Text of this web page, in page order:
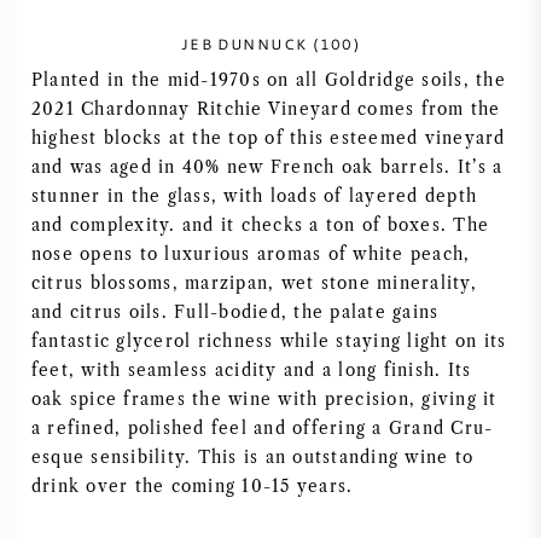
VIN AUTRICHIEN
VIN PORTUGAIS
TOUT LES PAYS
BORDEAUX
BOURGOGNE
JEB DUNNUCK (100)
Planted in the mid-1970s on all Goldridge soils, the
2021 Chardonnay Ritchie Vineyard comes from the
highest blocks at the top of this esteemed vineyard
and was aged in 40% new French oak barrels. It’s a
stunner in the glass, with loads of layered depth
and complexity. and it checks a ton of boxes. The
nose opens to luxurious aromas of white peach,
citrus blossoms, marzipan, wet stone minerality,
and citrus oils. Full-bodied, the palate gains
fantastic glycerol richness while staying light on its
feet, with seamless acidity and a long finish. Its
oak spice frames the wine with precision, giving it
a refined, polished feel and offering a Grand Cru-
esque sensibility. This is an outstanding wine to
drink over the coming 10-15 years.